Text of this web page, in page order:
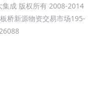
成 版权所有 2008-2014
桥新源物资交易市场195-